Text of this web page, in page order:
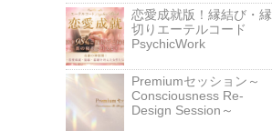
恋愛成就版！縁結び・縁
切りエーテルコード
PsychicWork
Premiumセッション～
Consciousness Re-
Design Session～